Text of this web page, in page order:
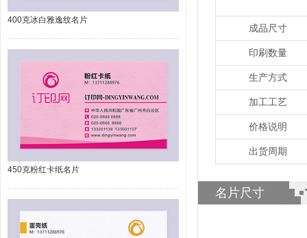
400克冰白雅逸纹名片
450克粉红卡纸名片
成品尺寸
印刷数量
生产方式
加工工艺
价格说明
出货周期
名片尺寸